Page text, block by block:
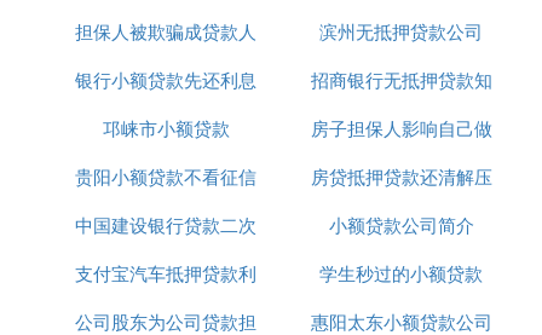
申请无抵押小额贷款时，不要在放款之前支付任何费
用。这样一来，骗子就无法达到骗取借款人钱财的目
的机构，马上换一家贷款机构申请，反正现在做无抵
押小额贷款业务的机构那么多，不怕找不到适合自己
除此情况之外，一般正规的无抵押小额贷款机构在办
同，通常不会以传真、邮件等方式要求借款人签贷款
合同。
正规吗
办理
担保人被欺骗成贷款人
滨州无抵押贷款公司
银行小额贷款先还利息
到期付本金
招商银行无抵押贷款知
识介绍
邛崃市小额贷款
房子担保人影响自己做
贷款吗
贵阳小额贷款不看征信
房贷抵押贷款还清解压
中国建设银行贷款二次
抵押利率是多少
小额贷款公司简介
支付宝汽车抵押贷款利
息8厘
学生秒过的小额贷款
公司股东为公司贷款担
惠阳太东小额贷款公司